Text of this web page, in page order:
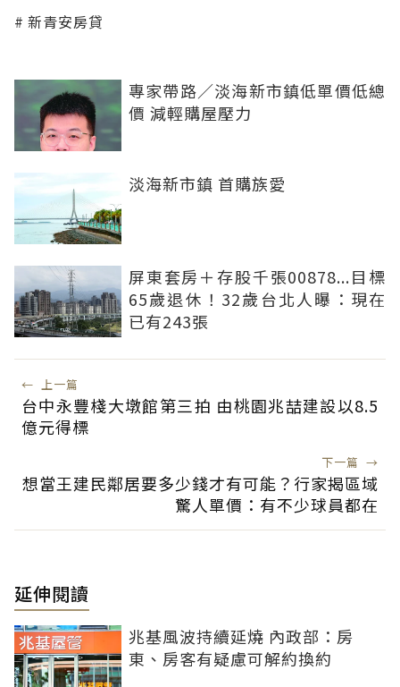
新青安房貸
專家帶路／淡海新市鎮低單價低總
價 減輕購屋壓力
淡海新市鎮 首購族愛
屏東套房＋存股千張00878...目標
65歲退休！32歲台北人曝：現在
已有243張
← 上一篇
台中永豐棧大墩館第三拍 由桃園兆喆建設以8.5
億元得標
下一篇 →
想當王建民鄰居要多少錢才有可能？行家揭區域
驚人單價：有不少球員都在
延伸閱讀
兆基風波持續延燒 內政部：房
東、房客有疑慮可解約換約